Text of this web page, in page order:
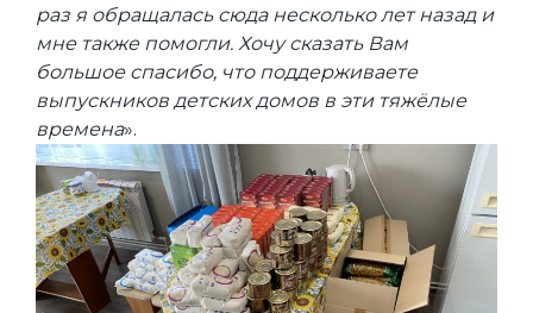
раз я обращалась сюда несколько лет назад и
мне также помогли. Хочу сказать Вам
большое спасибо, что поддерживаете
выпускников детских домов в эти тяжёлые
времена».